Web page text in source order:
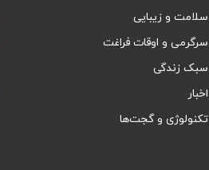
سلامت و زیبایی
سرگرمی و اوقات فراغت
سبک زندگی
اخبار
تکنولوژی و گجت‌ها